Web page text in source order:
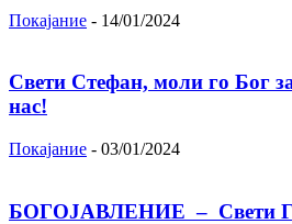
Покајание - 14/01/2024
Свети Стефан, моли го Бог
нас!
Покајание - 03/01/2024
БОГОЈАВЛЕНИЕ – Свети